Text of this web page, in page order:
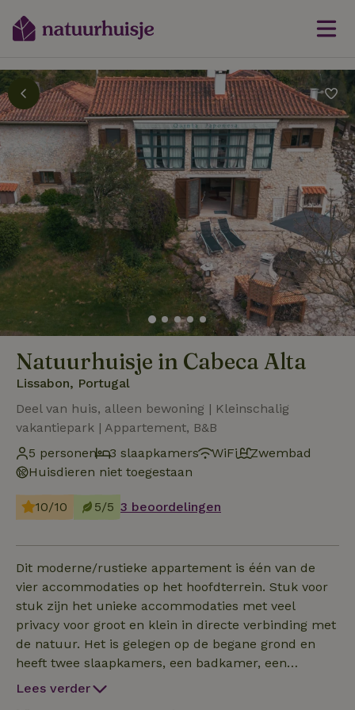
Natuurhuisje in Cabeca Alta
Lissabon, Portugal
Deel van huis, alleen bewoning | Kleinschalig
vakantiepark | Appartement, B&B
5 personen
3 slaapkamers WiFi
Zwembad
Huisdieren niet toegestaan
10/10 5/5 3 beoordelingen
Dit moderne/rustieke appartement is één van de
vier accommodaties op het hoofdterrein. Stuk voor
stuk zijn het unieke accommodaties met veel
privacy voor groot en klein in directe verbinding met
de natuur. Het is gelegen op de begane grond en
heeft twee slaapkamers, een badkamer, een
woon-/eetkamer met kitchenette, een extra
Lees verder